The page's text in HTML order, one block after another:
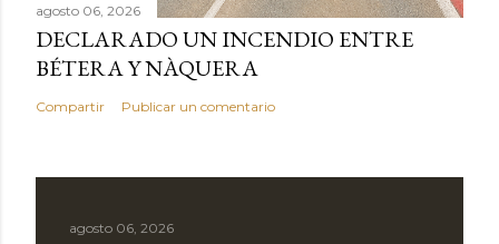
agosto 06, 2026
DECLARADO UN INCENDIO ENTRE
BÉTERA Y NÀQUERA
Compartir Publicar un comentario
agosto 06, 2026